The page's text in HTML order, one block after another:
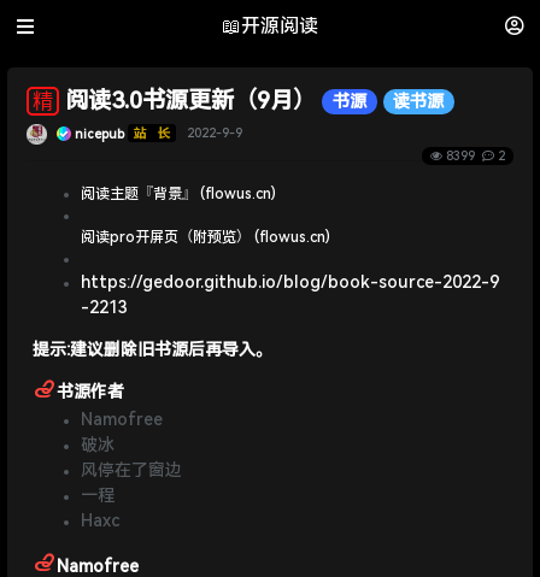
📖开源阅读
阅读3.0书源更新（9月） 书源 读书源
nicepub
2022-9-9
8399
2
阅读主题『背景』 (flowus.cn)
阅读pro开屏页（附预览） (flowus.cn)
https://gedoor.github.io/blog/book-source-2022-9
-2213
提示:建议删除旧书源后再导入。
书源作者
Namofree
破冰
风停在了窗边
一程
Haxc
Namofree